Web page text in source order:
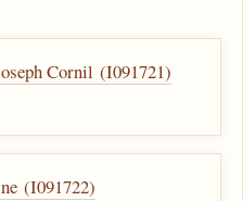
Cornil (I091721)
(I091722)